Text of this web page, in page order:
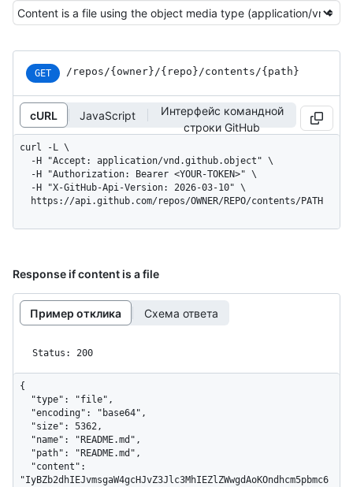
GET /repos/{owner}/{repo}/contents/{path}
cURL JavaScript
Интерфейс командной
строки GitHub
curl -L \
  https://api.github.com/repos/OWNER/REPO/contents/PATH
Response if content is a file
Пример отклика Схема ответа
Status: 200
{
"IyBZb2dhIEJvmsgaW4gcHJvZ3Jlc3MhIEZlZWwgdAoKOndhcm5pbmc6